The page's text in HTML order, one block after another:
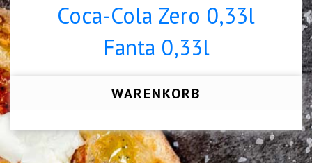
Coca-Cola Zero 0,33l
Fanta 0,33l
WARENKORB